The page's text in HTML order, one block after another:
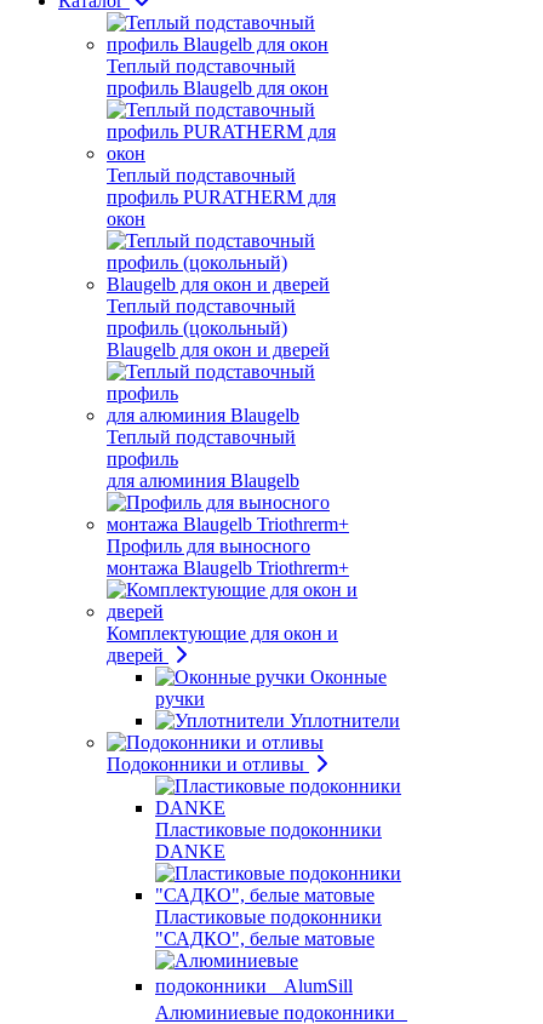
Теплый подставочный
профиль Blaugelb для окон
Теплый подставочный
профиль PURATHERM для
окон
Теплый подставочный
профиль (цокольный)
Blaugelb для окон и дверей
Теплый подставочный
профиль
для алюминия Blaugelb
Профиль для выносного
монтажа Blaugelb Triothrerm+
Комплектующие для окон и
дверей
Оконные
ручки
Уплотнители
Подоконники и отливы
Пластиковые подоконники
DANKE
Пластиковые подоконники
"САДКО", белые матовые
Алюминиевые подоконники